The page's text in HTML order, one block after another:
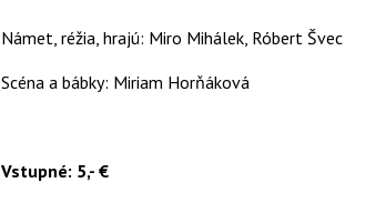
Námet, réžia, hrajú: Miro Mihálek, Róbert Švec
Scéna a bábky: Miriam Horňáková
Vstupné: 5,- €